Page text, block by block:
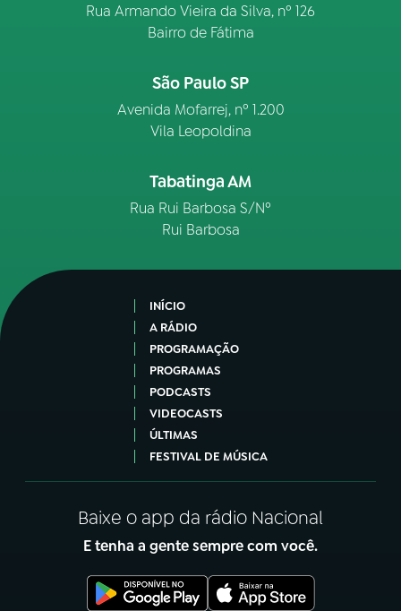
Rua Armando Vieira da Silva, nº 126
Bairro de Fátima
São Paulo SP
Avenida Mofarrej, nº 1.200
Vila Leopoldina
Tabatinga AM
Rua Rui Barbosa S/Nº
Rui Barbosa
INÍCIO
A RÁDIO
PROGRAMAÇÃO
PROGRAMAS
PODCASTS
VIDEOCASTS
ÚLTIMAS
FESTIVAL DE MÚSICA
Baixe o app da rádio Nacional
E tenha a gente sempre com você.